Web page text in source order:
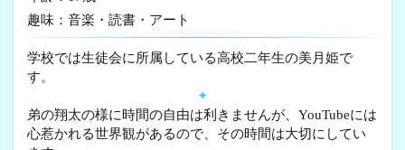
趣味：音楽・読書・アート
学校では生徒会に所属している高校二年生の美月姫で
す。
✦
弟の翔太の様に時間の自由は利きませんが、YouTubeには
心惹かれる世界観があるので、その時間は大切にしてい